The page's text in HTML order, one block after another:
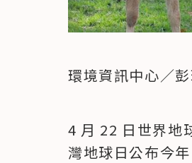
環境資訊中心／
4 月 22 日世界
灣地球日公布今